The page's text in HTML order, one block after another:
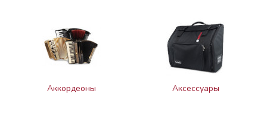
Аккордеоны Аксессуары